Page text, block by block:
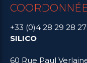
+33 (0)4 28 29 28 27
SILICO
60 Rue Paul